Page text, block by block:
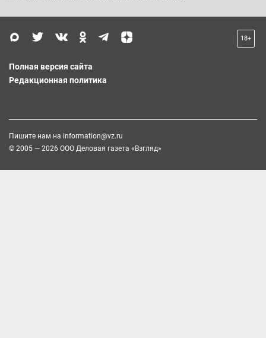
18+
Полная версия сайта
Редакционная политика
Пишите нам на information@vz.ru
© 2005 — 2026 ООО Деловая газета «Взгляд»